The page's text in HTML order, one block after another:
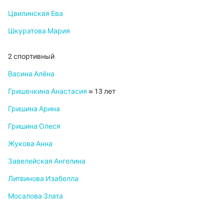
Цвилинская Ева
Шкуратова Мария
2 спортивный
Васина Алёна
Гришечкина Анастасия ≈ 13 лет
Гришина Арина
Гришина Олеся
Жукова Анна
Завелейская Ангелина
Литвинова Изабелла
Мосалова Злата